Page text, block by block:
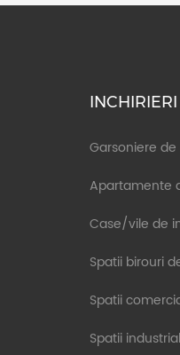
INCHIRIERI
Garsoniere
Apartamente
Case/vile de
Spatii birouri
Spatii
Spatii